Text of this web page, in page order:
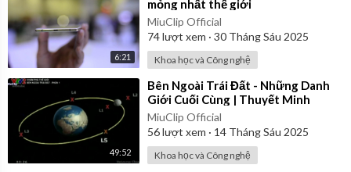
6:21
mỏng nhất thế giới
MiuClip Official
74lượt xem · 30 Tháng Sáu 2025
Khoa học và Công nghệ
49:52
⁣Bên Ngoài Trái Đất - Những Danh
Giới Cuối Cùng | Thuyết Minh
MiuClip Official
56lượt xem · 14 Tháng Sáu 2025
Khoa học và Công nghệ